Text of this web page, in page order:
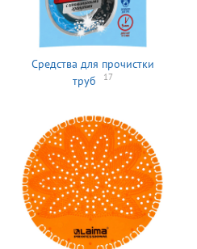
Средства для прочистки
труб
17